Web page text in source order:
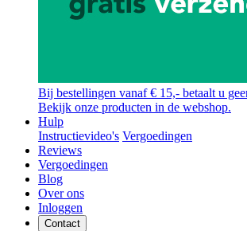
Bij bestellingen vanaf € 15,- betaalt u
Bekijk onze producten in de webshop.
Hulp
Instructievideo's Vergoedingen
Reviews
Vergoedingen
Blog
Over ons
Inloggen
Contact